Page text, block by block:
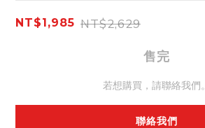
NT$1,985 NT$2,629
售完
若想購買，請聯絡我們。
聯絡我們